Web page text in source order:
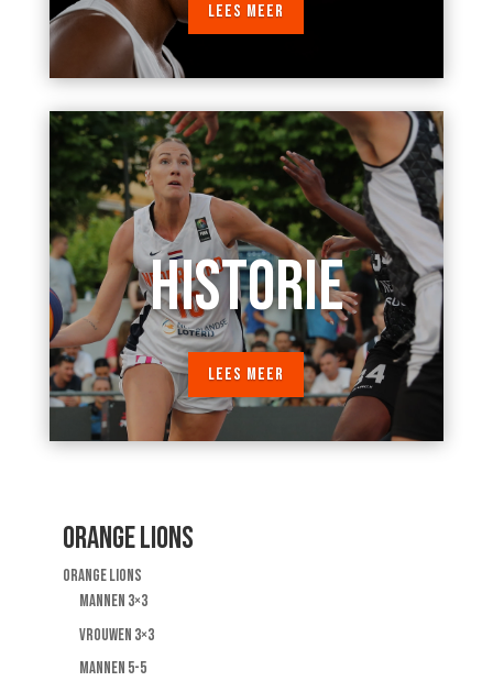
LEES MEER
HISTORIE
LEES MEER
ORANGE LIONS
ORANGE LIONS
MANNEN 3×3
VROUWEN 3×3
MANNEN 5-5